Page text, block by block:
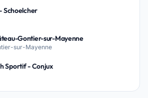
Schoelcher
Gontier-sur-Mayenne
sur-Mayenne
Sportif - Conjux